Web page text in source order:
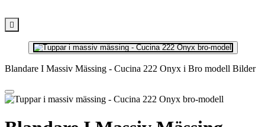

Blandare I Massiv Mässing - Cucina 222 Onyx i Bro modell Bilder